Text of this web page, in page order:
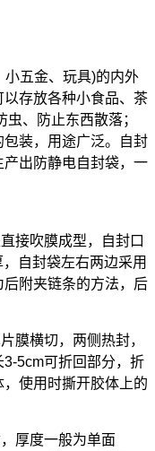
小五金、玩具)的内外
存放各种小食品、茶
、防止东西散落；
装，用途广泛。自封
出防静电自封袋，一
接吹膜成型，自封口
自封袋左右两边采用
附夹链条的方法，后
膜横切，两侧热封，
5cm可折回部分，折
使用时撕开胶体上的
厚度一般为单面